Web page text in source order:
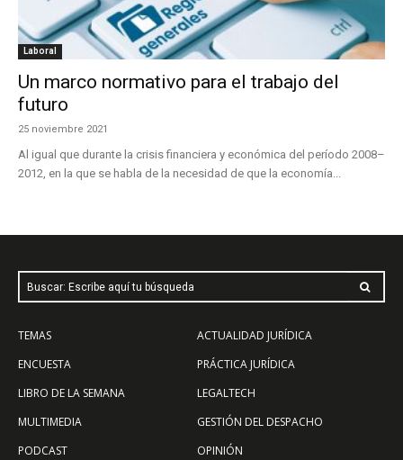
Laboral
Un marco normativo para el trabajo del
futuro
25 noviembre 2021
Al igual que durante la crisis financiera y económica del período 2008–
2012, en la que se habla de la necesidad de que la economía...
Buscar: Escribe aquí tu búsqueda
TEMAS
ENCUESTA
LIBRO DE LA SEMANA
MULTIMEDIA
PODCAST
ACTUALIDAD JURÍDICA
PRÁCTICA JURÍDICA
LEGALTECH
GESTIÓN DEL DESPACHO
OPINIÓN